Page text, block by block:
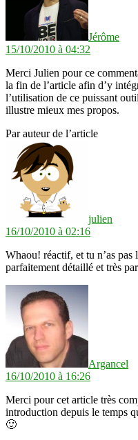
Jérôme
15/10/2010 à 04:32
Merci Julien pour ce
la fin de l’article afin d’y
l’utilisation de ce puissant
illustre mieux mes propos.
Par auteur de l’article
julien
16/10/2010 à 02:16
Whaou! réactif, et tu n’as pas
parfaitement détaillé et très
Argancel
16/10/2010 à 16:26
Merci pour cet article très
introduction depuis le temps
🙂